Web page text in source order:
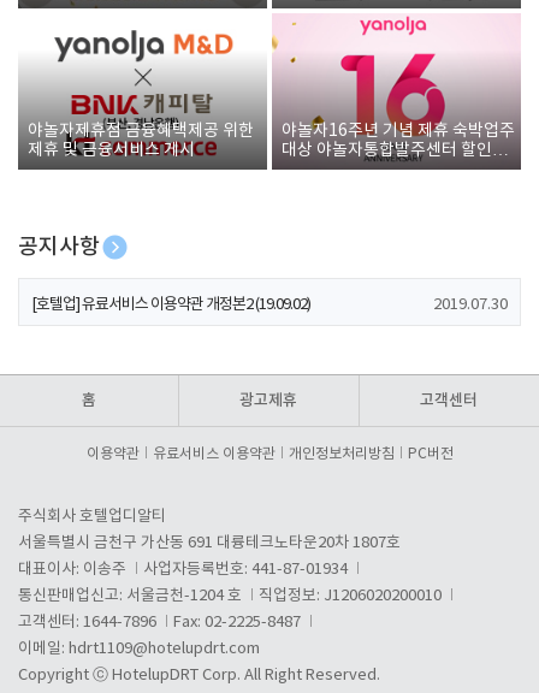
야놀자제휴점 금융혜택제공 위한
제휴 및 금융서비스 게시
야놀자16주년 기념 제휴 숙박업주
대상 야놀자통합발주센터 할인쿠
폰 증정
공지사항
[호텔업] 개인정보 처리방침 개정본1 (19.09.02)
[호텔업] 유료서비스 이용약관 개정본2 (19.09.02) 2019.07.30
홈 광고제휴 고객센터
이용약관 유료서비스 이용약관 개인정보처리방침 PC버전
주식회사 호텔업디알티
서울특별시 금천구 가산동 691 대륭테크노타운20차 1807호
대표이사: 이송주
사업자등록번호: 441-87-01934
통신판매업신고: 서울금천-1204 호
직업정보: J1206020200010
고객센터: 1644-7896
Fax: 02-2225-8487
이메일: hdrt1109@hotelupdrt.com
Copyright ⓒ HotelupDRT Corp. All Right Reserved.